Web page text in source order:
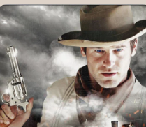
Про акул
Про вампиров
Про гангстеров
Про драконов
Про корабли и подводные
лодки